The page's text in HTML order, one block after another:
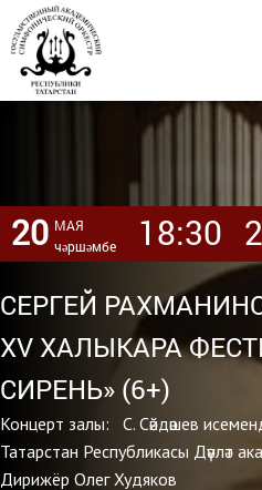
20 МАЯ
чәршәмбе
18:30
СЕРГЕЙ
XV ХАЛЫКАРА
СИРЕНЬ» (6+)
Концерт залы: С. Сәйдәшев
Татарстан Республикасы Дәүләт
Дирижёр Олег Худяков